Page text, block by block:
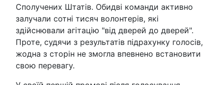
Сполучених Штатів. Обидві команди активно
залучали сотні тисяч волонтерів, які
здійснювали агітацію "від дверей до дверей".
Проте, судячи з результатів підрахунку голосів,
жодна з сторін не змогла впевнено встановити
свою перевагу.